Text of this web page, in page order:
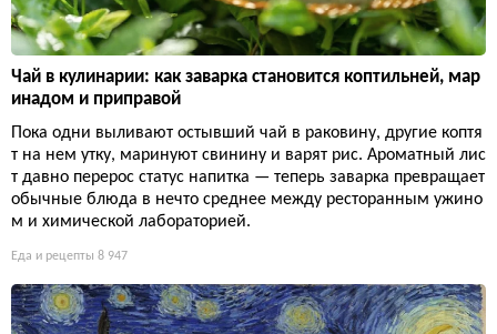
Чай в кулинарии: как заварка становится коптильней, мар
инадом и приправой
Пока одни выливают остывший чай в раковину, другие коптя
т на нем утку, маринуют свинину и варят рис. Ароматный лис
т давно перерос статус напитка — теперь заварка превращает
обычные блюда в нечто среднее между ресторанным ужино
м и химической лабораторией.
Еда и рецепты 8 947